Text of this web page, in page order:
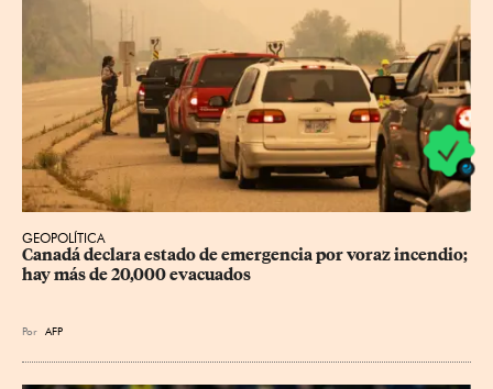
GEOPOLÍTICA
Canadá declara estado de emergencia por voraz incendio;
hay más de 20,000 evacuados
Por AFP